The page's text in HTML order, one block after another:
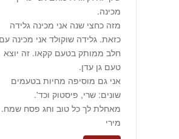
מכינה.
מזה כחצי שנה אני מכינה גלידה
כזאת. גלידה שוקולד אני מכינה עם
חלב ממותק בטעם קקאו. זה יוצא
טעם גן עדן.
אני גם מוסיפה מחיות בטעמים
שונים: שרי, פיסטוק וכד'.
מאחלת לך כל טוב וחג פסח שמח.
מירי